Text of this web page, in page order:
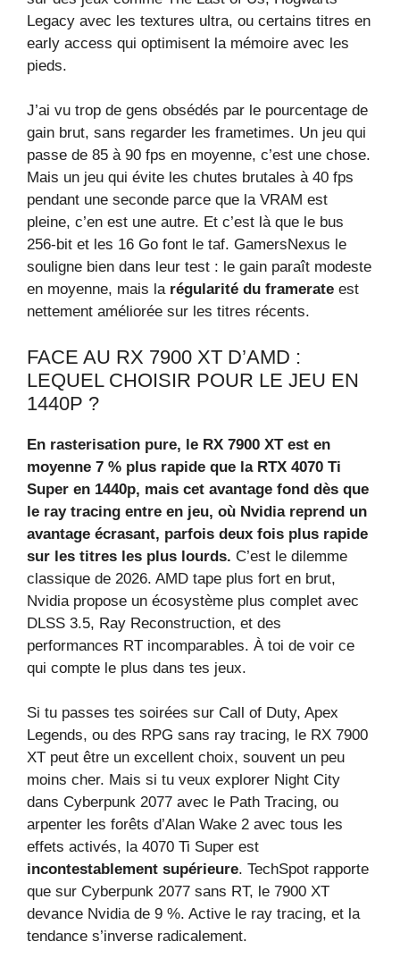
Legacy avec les textures ultra, ou certains titres en
early access qui optimisent la mémoire avec les
pieds.
J’ai vu trop de gens obsédés par le pourcentage de
gain brut, sans regarder les frametimes. Un jeu qui
passe de 85 à 90 fps en moyenne, c’est une chose.
Mais un jeu qui évite les chutes brutales à 40 fps
pendant une seconde parce que la VRAM est
pleine, c’en est une autre. Et c’est là que le bus
256-bit et les 16 Go font le taf. GamersNexus le
souligne bien dans leur test : le gain paraît modeste
en moyenne, mais la régularité du framerate est
nettement améliorée sur les titres récents.
FACE AU RX 7900 XT D’AMD :
LEQUEL CHOISIR POUR LE JEU EN
1440P ?
En rasterisation pure, le RX 7900 XT est en
moyenne 7 % plus rapide que la RTX 4070 Ti
Super en 1440p, mais cet avantage fond dès que
le ray tracing entre en jeu, où Nvidia reprend un
avantage écrasant, parfois deux fois plus rapide
sur les titres les plus lourds. C’est le dilemme
classique de 2026. AMD tape plus fort en brut,
Nvidia propose un écosystème plus complet avec
DLSS 3.5, Ray Reconstruction, et des
performances RT incomparables. À toi de voir ce
qui compte le plus dans tes jeux.
Si tu passes tes soirées sur Call of Duty, Apex
Legends, ou des RPG sans ray tracing, le RX 7900
XT peut être un excellent choix, souvent un peu
moins cher. Mais si tu veux explorer Night City
dans Cyberpunk 2077 avec le Path Tracing, ou
arpenter les forêts d’Alan Wake 2 avec tous les
effets activés, la 4070 Ti Super est
incontestablement supérieure. TechSpot rapporte
que sur Cyberpunk 2077 sans RT, le 7900 XT
devance Nvidia de 9 %. Active le ray tracing, et la
tendance s’inverse radicalement.